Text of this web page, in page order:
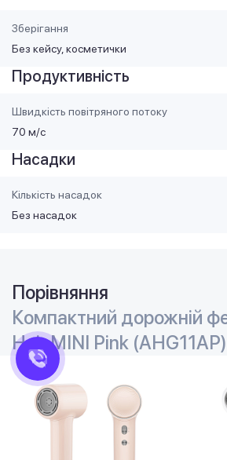
Зберігання
Без кейсу, косметички
Продуктивність
Швидкість повітряного потоку
70 м/с
Насадки
Кількість насадок
Без насадок
Порівняння
Компактний дорожній
Hair MINI Pink (AHG11AP)